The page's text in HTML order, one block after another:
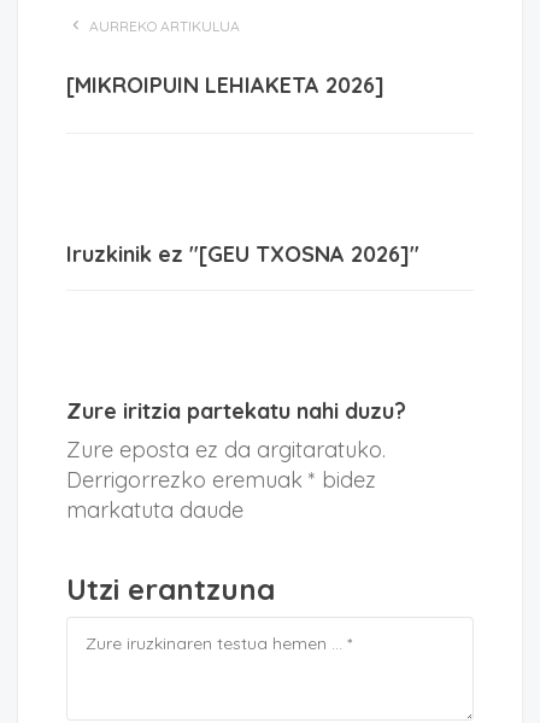
AURREKO ARTIKULUA
[MIKROIPUIN LEHIAKETA 2026]
Iruzkinik ez "[GEU TXOSNA 2026]"
Zure iritzia partekatu nahi duzu?
Zure eposta ez da argitaratuko.
Derrigorrezko eremuak * bidez
markatuta daude
Utzi erantzuna